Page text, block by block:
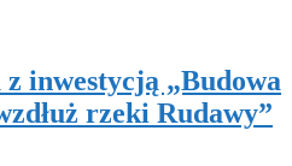
inwestycją „Budowa
rzeki Rudawy”